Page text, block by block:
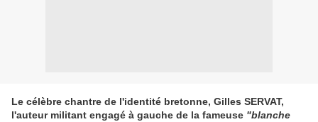
Le célèbre chantre de l'identité bretonne, Gilles SERVAT,
l'auteur militant engagé à gauche de la fameuse "blanche